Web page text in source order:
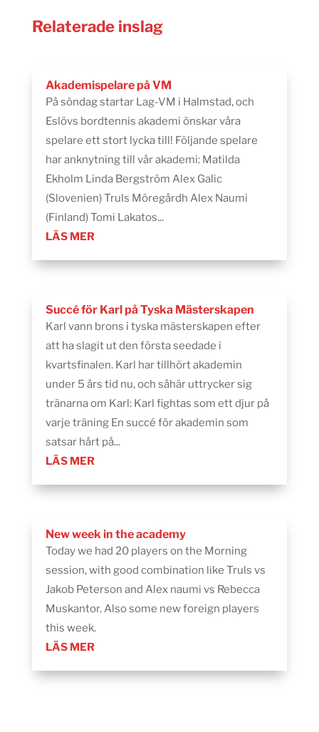
Relaterade inslag
Akademispelare på VM
På söndag startar Lag-VM i Halmstad, och
Eslövs bordtennis akademi önskar våra
spelare ett stort lycka till! Följande spelare
har anknytning till vår akademi: Matilda
Ekholm Linda Bergström Alex Galic
(Slovenien) Truls Möregårdh Alex Naumi
(Finland) Tomi Lakatos...
LÄS MER
Succé för Karl på Tyska Mästerskapen
Karl vann brons i tyska mästerskapen efter
att ha slagit ut den första seedade i
kvartsfinalen. Karl har tillhört akademin
under 5 års tid nu, och såhär uttrycker sig
tränarna om Karl: Karl fightas som ett djur på
varje träning En succé för akademin som
satsar hårt på...
LÄS MER
New week in the academy
Today we had 20 players on the Morning
session, with good combination like Truls vs
Jakob Peterson and Alex naumi vs Rebecca
Muskantor. Also some new foreign players
this week.
LÄS MER